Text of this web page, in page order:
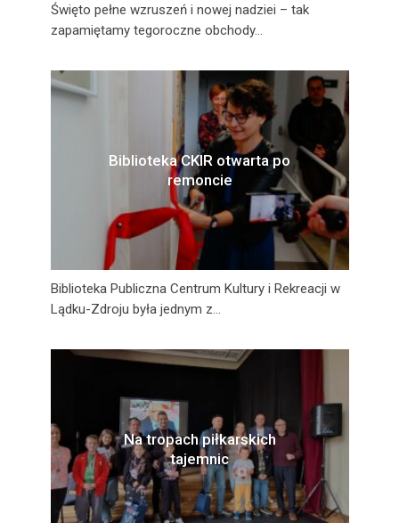
Święto pełne wzruszeń i nowej nadziei – tak
zapamiętamy tegoroczne obchody...
Biblioteka CKIR otwarta po
remoncie
Biblioteka Publiczna Centrum Kultury i Rekreacji w
Lądku-Zdroju była jednym z...
Na tropach piłkarskich
tajemnic